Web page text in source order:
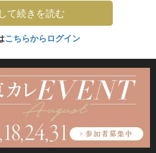
て続きを読む
こちらからログイン